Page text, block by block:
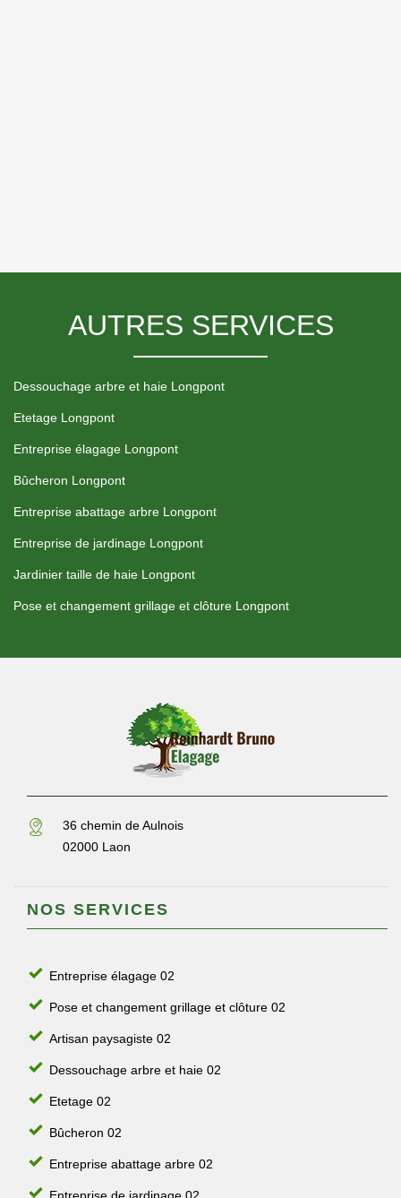
AUTRES SERVICES
Dessouchage arbre et haie Longpont
Etetage Longpont
Entreprise élagage Longpont
Bûcheron Longpont
Entreprise abattage arbre Longpont
Entreprise de jardinage Longpont
Jardinier taille de haie Longpont
Pose et changement grillage et clôture Longpont
36 chemin de Aulnois
02000 Laon
NOS SERVICES
Entreprise élagage 02
Pose et changement grillage et clôture 02
Artisan paysagiste 02
Dessouchage arbre et haie 02
Etetage 02
Bûcheron 02
Entreprise abattage arbre 02